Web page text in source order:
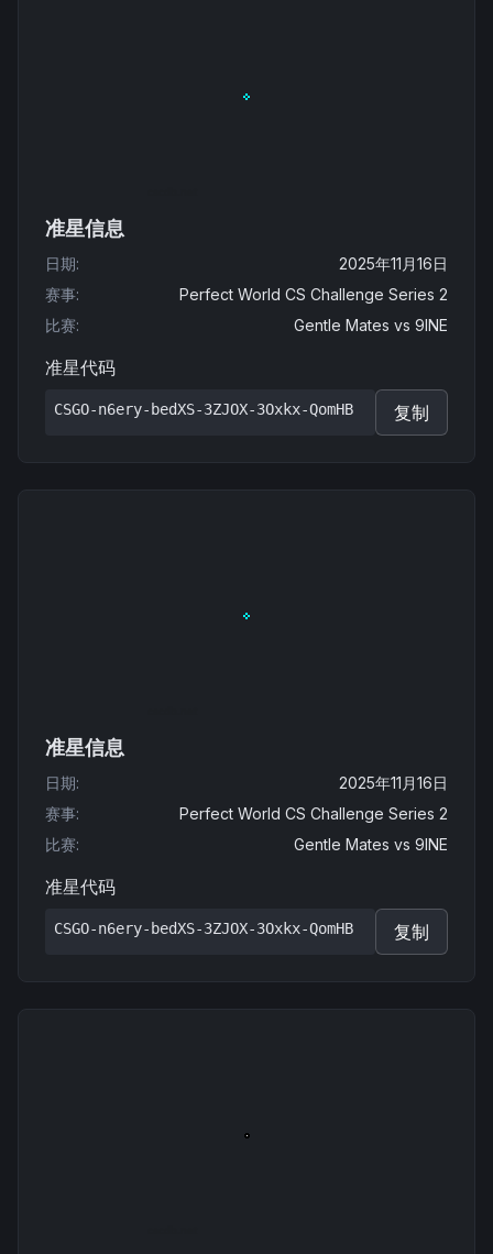
准星信息
日期:
2025年11月16日
赛事:
Perfect World CS Challenge Series 2
比赛: Gentle Mates vs 9INE
准星代码
CSGO-n6ery-bedXS-3ZJOX-3Oxkx-QomHB 复制
准星信息
日期:
2025年11月16日
赛事:
Perfect World CS Challenge Series 2
比赛: Gentle Mates vs 9INE
准星代码
CSGO-n6ery-bedXS-3ZJOX-3Oxkx-QomHB 复制